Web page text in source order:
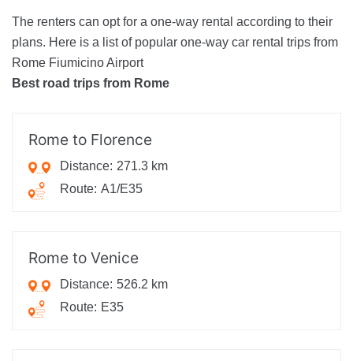
The renters can opt for a one-way rental according to their
plans. Here is a list of popular one-way car rental trips from
Rome Fiumicino Airport
Best road trips from Rome
Rome to Florence
Distance: 271.3 km
Route: A1/E35
Rome to Venice
Distance: 526.2 km
Route: E35